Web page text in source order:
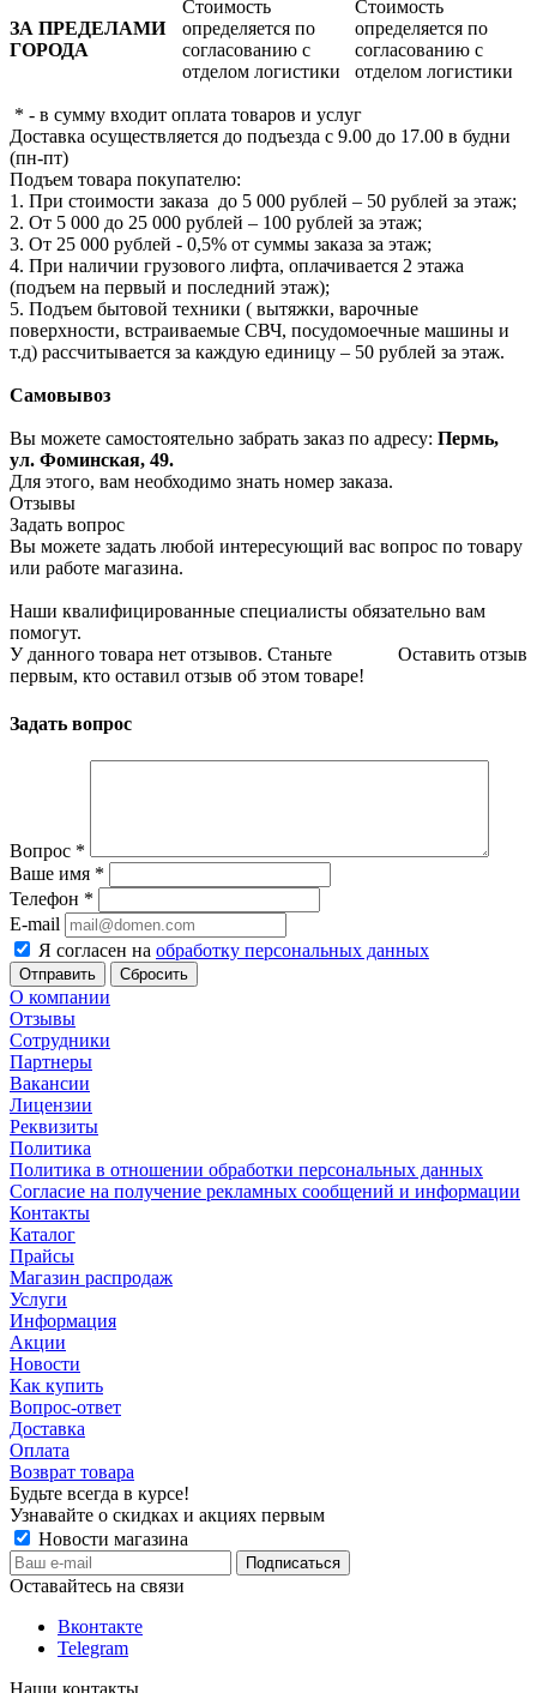
ЗА ПРЕДЕЛАМИ
ГОРОДА
Стоимость
определяется по
согласованию с
отделом логистики
Стоимость
определяется по
согласованию с
отделом логистики
* - в сумму входит оплата товаров и услуг
Доставка осуществляется до подъезда с 9.00 до 17.00 в будни
(пн-пт)
Подъем товара покупателю:
1. При стоимости заказа до 5 000 рублей – 50 рублей за этаж;
2. От 5 000 до 25 000 рублей – 100 рублей за этаж;
3. От 25 000 рублей - 0,5% от суммы заказа за этаж;
4. При наличии грузового лифта, оплачивается 2 этажа
(подъем на первый и последний этаж);
5. Подъем бытовой техники ( вытяжки, варочные
поверхности, встраиваемые СВЧ, посудомоечные машины и
т.д) рассчитывается за каждую единицу – 50 рублей за этаж.
Самовывоз
Вы можете самостоятельно забрать заказ по адресу: Пермь,
ул. Фоминская, 49.
Для этого, вам необходимо знать номер заказа.
Отзывы
Задать вопрос
Вы можете задать любой интересующий вас вопрос по товару
или работе магазина.
Наши квалифицированные специалисты обязательно вам
помогут.
Оставить отзыв
У данного товара нет отзывов. Станьте
первым, кто оставил отзыв об этом товаре!
Задать вопрос
Вопрос *
Ваше имя *
Телефон *
E-mail
Я согласен на обработку персональных данных
Сбросить
О компании
Отзывы
Сотрудники
Партнеры
Вакансии
Лицензии
Реквизиты
Политика
Политика в отношении обработки персональных данных
Согласие на получение рекламных сообщений и информации
Контакты
Каталог
Прайсы
Магазин распродаж
Услуги
Информация
Акции
Новости
Как купить
Вопрос-ответ
Доставка
Оплата
Возврат товара
Будьте всегда в курсе!
Узнавайте о скидках и акциях первым
Новости магазина
Оставайтесь на связи
Вконтакте
Telegram
Наши контакты